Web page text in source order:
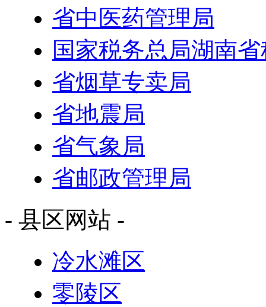
省中医药管理局
国家税务总局湖南
省烟草专卖局
省地震局
省气象局
省邮政管理局
- 县区网站 -
冷水滩区
零陵区